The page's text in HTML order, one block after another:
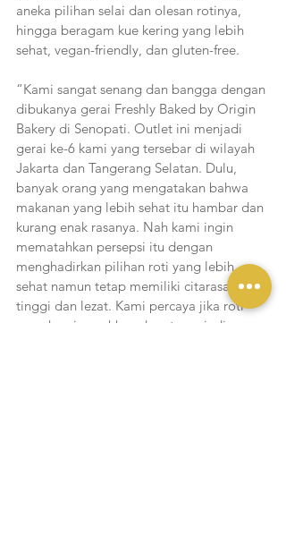
aneka pilihan selai dan olesan rotinya,
hingga beragam kue kering yang lebih
sehat, vegan-friendly, dan gluten-free.
“Kami sangat senang dan bangga dengan
dibukanya gerai Freshly Baked by Origin
Bakery di Senopati. Outlet ini menjadi
gerai ke-6 kami yang tersebar di wilayah
Jakarta dan Tangerang Selatan. Dulu,
banyak orang yang mengatakan bahwa
makanan yang lebih sehat itu hambar dan
kurang enak rasanya. Nah kami ingin
mematahkan persepsi itu dengan
menghadirkan pilihan roti yang lebih
sehat namun tetap memiliki citarasa
tinggi dan lezat. Kami percaya jika roti
yang kami suguhkan dapat menjadi